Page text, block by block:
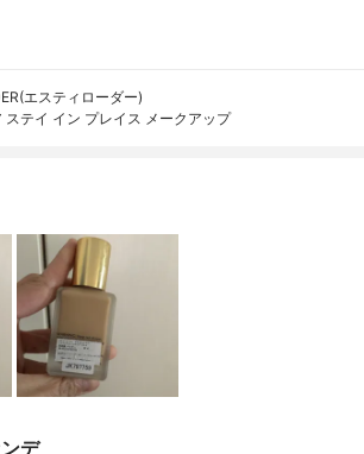
エスティローダー)
ステイ イン プレイス メークアップ
デ